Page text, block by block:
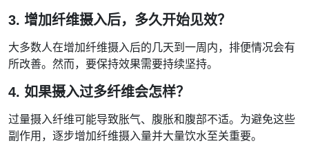
3. 增加纤维摄入后，多久开始见效？
大多数人在增加纤维摄入后的几天到一周内，排便情况会有
所改善。然而，要保持效果需要持续坚持。
4. 如果摄入过多纤维会怎样？
过量摄入纤维可能导致胀气、腹胀和腹部不适。为避免这些
副作用，逐步增加纤维摄入量并大量饮水至关重要。